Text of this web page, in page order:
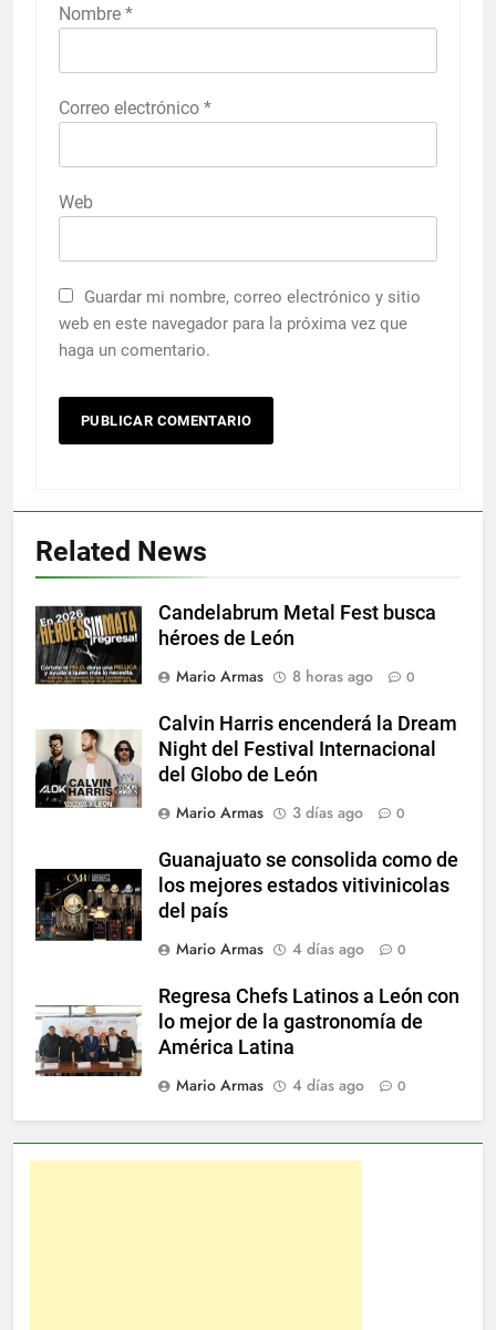
Nombre *
Correo electrónico *
Web
Guardar mi nombre, correo electrónico y sitio
web en este navegador para la próxima vez que
haga un comentario.
Related News
Candelabrum Metal Fest busca
héroes de León
Mario Armas
8 horas ago 0
Calvin Harris encenderá la Dream
Night del Festival Internacional
del Globo de León
Mario Armas
3 días ago 0
Guanajuato se consolida como de
los mejores estados vitivinicolas
del país
Mario Armas
4 días ago 0
Regresa Chefs Latinos a León con
lo mejor de la gastronomía de
América Latina
Mario Armas
4 días ago 0